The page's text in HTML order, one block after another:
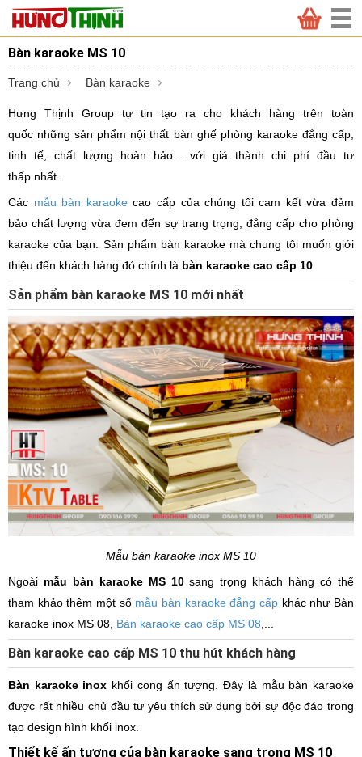
Bàn karaoke MS 10
Trang chủ Bàn karaoke
Hưng Thịnh Group tự tin tạo ra cho khách hàng trên toàn
quốc những sản phẩm nội thất bàn ghế phòng karaoke đẳng cấp,
tinh tế, chất lượng hoàn hảo... với giá thành chi phí đầu tư
thấp nhất.
Các mẫu bàn karaoke cao cấp của chúng tôi cam kết vừa đảm
bảo chất lượng vừa đem đến sự trang trọng, đẳng cấp cho phòng
karaoke của bạn. Sản phẩm bàn karaoke mà chung tôi muốn giới
thiệu đến khách hàng đó chính là bàn karaoke cao cấp 10
Sản phẩm bàn karaoke MS 10 mới nhất
Mẫu bàn karaoke inox MS 10
Ngoài mẫu bàn karaoke MS 10sang trọng khách hàng có thể
tham khảo thêm một số mẫu bàn karaoke đẳng cấp khác như Bàn
karaoke inox MS 08, Bàn karaoke cao cấp MS 08
Bàn karaoke cao cấp MS 10 thu hút khách hàng
Bàn karaoke inox khối cong ấn tượng. Đây là mẫu bàn karaoke
được rất nhiều chủ đầu tư yêu thích sử dụng bởi sự độc đáo trong
tạo design hình khối inox.
Thiết kế ấn tượng của bàn karaoke sang trọng MS 10